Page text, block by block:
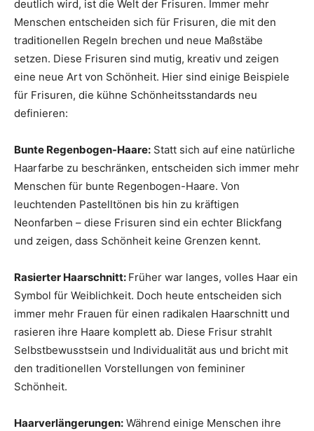
deutlich wird, ist die Welt der Frisuren. Immer mehr
Menschen entscheiden sich für Frisuren, die mit den
traditionellen Regeln brechen und neue Maßstäbe
setzen. Diese Frisuren sind mutig, kreativ und zeigen
eine neue Art von Schönheit. Hier sind einige Beispiele
für Frisuren, die kühne Schönheitsstandards neu
definieren:
Bunte Regenbogen-Haare: Statt sich auf eine natürliche
Haarfarbe zu beschränken, entscheiden sich immer mehr
Menschen für bunte Regenbogen-Haare. Von
leuchtenden Pastelltönen bis hin zu kräftigen
Neonfarben – diese Frisuren sind ein echter Blickfang
und zeigen, dass Schönheit keine Grenzen kennt.
Rasierter Haarschnitt: Früher war langes, volles Haar ein
Symbol für Weiblichkeit. Doch heute entscheiden sich
immer mehr Frauen für einen radikalen Haarschnitt und
rasieren ihre Haare komplett ab. Diese Frisur strahlt
Selbstbewusstsein und Individualität aus und bricht mit
den traditionellen Vorstellungen von femininer
Schönheit.
Haarverlängerungen: Während einige Menschen ihre